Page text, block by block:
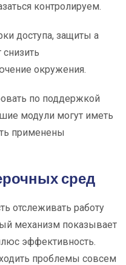
контролируем.
доступа, защиты а
окружения.
по поддержкой
модули могут иметь
применены
сред
отслеживать работу
механизм показывает
эффективность.
проблемы совсем